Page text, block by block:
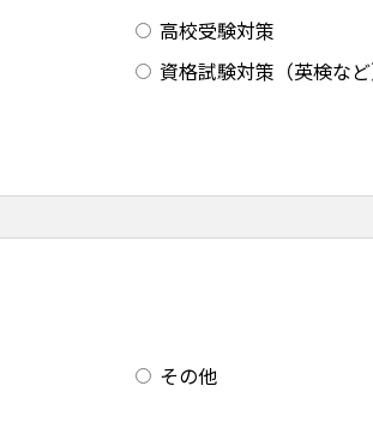
高校受験対策
資格試験対策（英検な
その他